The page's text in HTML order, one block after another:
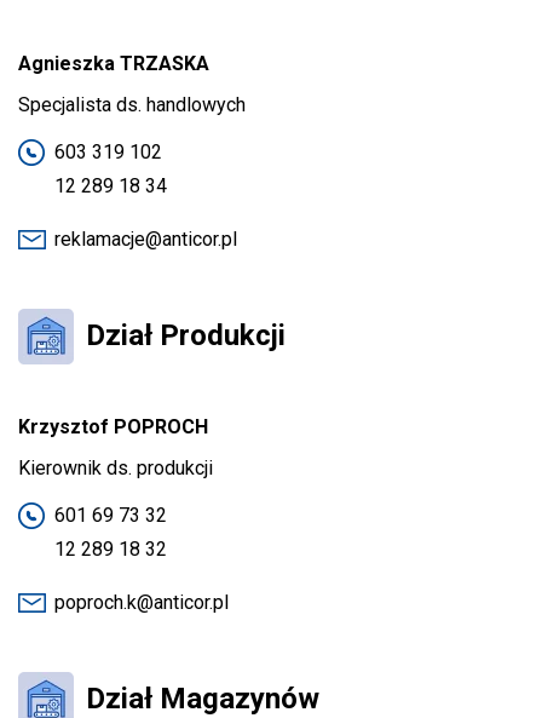
Agnieszka TRZASKA
Specjalista ds. handlowych
603 319 102
12 289 18 34
reklamacje@anticor.pl
Dział Produkcji
Krzysztof POPROCH
Kierownik ds. produkcji
601 69 73 32
12 289 18 32
poproch.k@anticor.pl
Dział Magazynów